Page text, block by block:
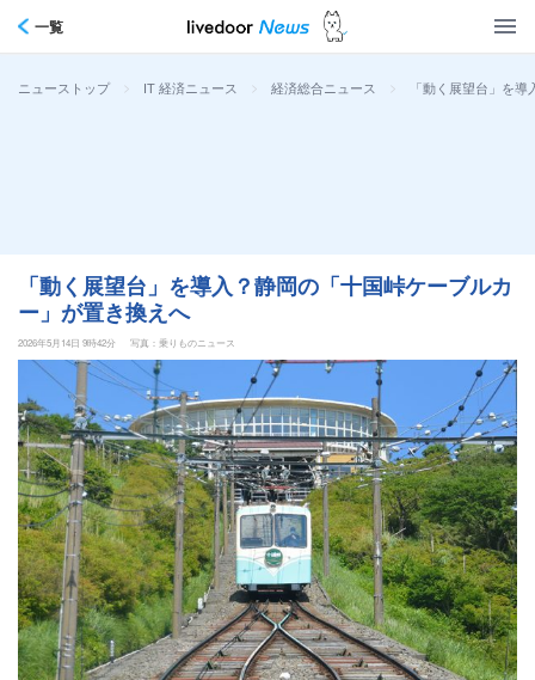
一覧
ニューストップ > IT 経済ニュース > 経済総合ニュース > 「動く展望台」を
「動く展望台」を導入？静岡の「十国峠ケーブルカ
ー」が置き換えへ
2026年5月14日 9時42分 写真：乗りものニュース